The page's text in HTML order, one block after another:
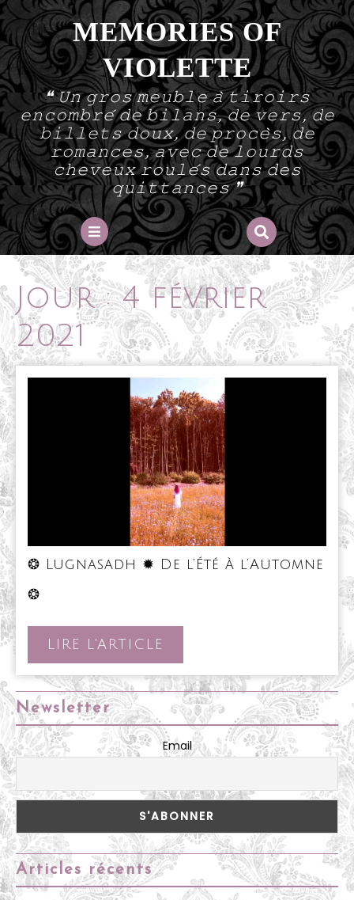
Skip
to
content
MEMORIES OF
VIOLETTE
❝ 𝚄𝚗 𝚐𝚛𝚘𝚜 𝚖𝚎𝚞𝚋𝚕𝚎 𝚊̀ 𝚝𝚒𝚛𝚘𝚒𝚛𝚜
𝚎𝚗𝚌𝚘𝚖𝚋𝚛𝚎́ 𝚍𝚎 𝚋𝚒𝚕𝚊𝚗𝚜, 𝚍𝚎 𝚟𝚎𝚛𝚜, 𝚍𝚎
𝚋𝚒𝚕𝚕𝚎𝚝𝚜 𝚍𝚘𝚞𝚡, 𝚍𝚎 𝚙𝚛𝚘𝚌𝚎̀𝚜, 𝚍𝚎
𝚛𝚘𝚖𝚊𝚗𝚌𝚎𝚜, 𝚊𝚟𝚎𝚌 𝚍𝚎 𝚕𝚘𝚞𝚛𝚍𝚜
𝚌𝚑𝚎𝚟𝚎𝚞𝚡 𝚛𝚘𝚞𝚕𝚎́𝚜 𝚍𝚊𝚗𝚜 𝚍𝚎𝚜
𝚚𝚞𝚒𝚝𝚝𝚊𝚗𝚌𝚎𝚜 ❞
Open
Button
Jour :4 février
2021
❂ Lugnasadh ✹ De l’Été à l’Automne
❂
l’Été
à
l’Automne
❂
LIRE L'ARTICLE
L'ARTICLE
Newsletter
Email
Articles récents